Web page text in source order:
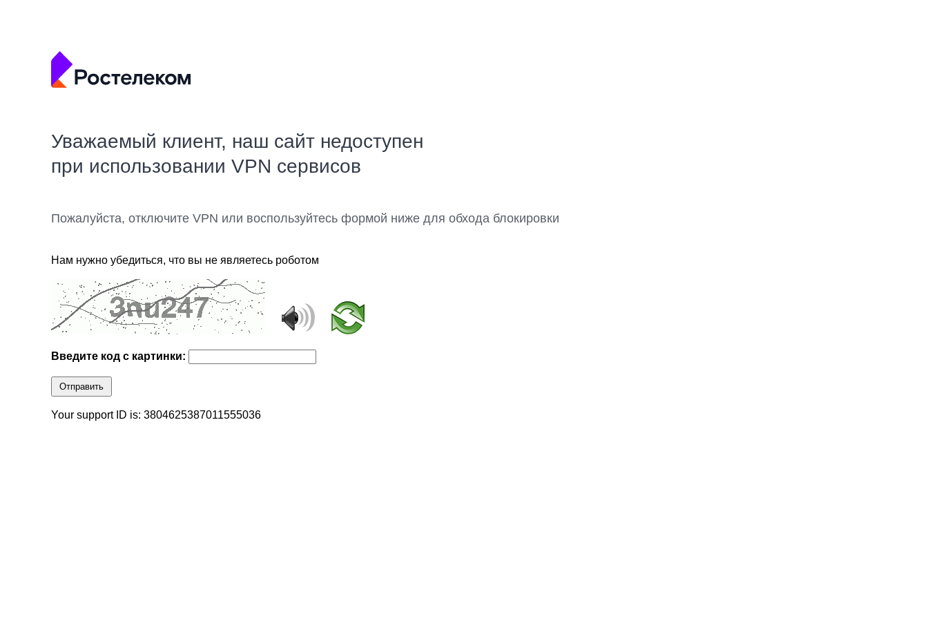
Уважаемый клиент, наш сайт недоступен
при использовании VPN сервисов
Пожалуйста, отключите VPN или воспользуйтесь формой ниже для обхода блокировки
Нам нужно убедиться, что вы не являетесь роботом
Введите код с картинки:
Отправить
Your support ID is: 3804625387011555036